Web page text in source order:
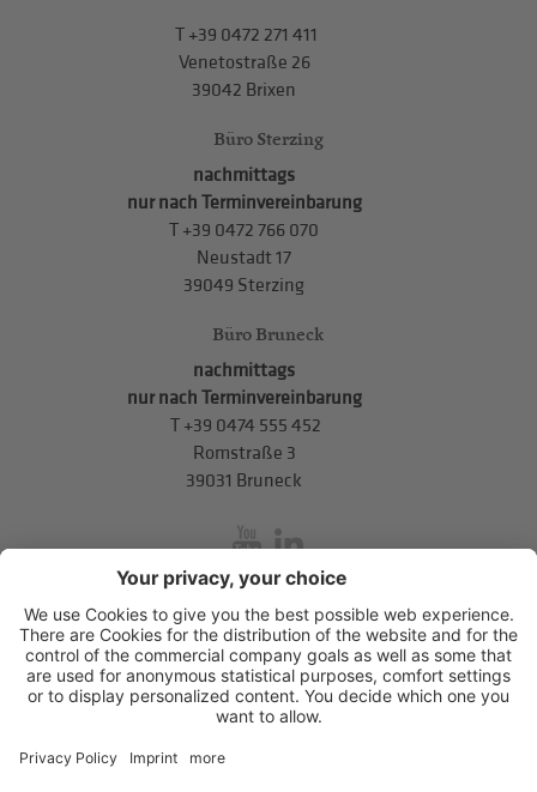
T+39 0472 271 411
Venetostraße 26
39042 Brixen
Büro Sterzing
nachmittags
nur nach Terminvereinbarung
T +39 0472 766 070
Neustadt 17
39049 Sterzing
Büro Bruneck
nachmittags
nur nach Terminvereinbarung
T +39 0474 555 452
Romstraße 3
39031 Bruneck
inService
Mitterweg 5, Bozner Boden,I-39100Bozen.T+39 0471 310
311. info@hds-bz.it
Impressum
Datenschutzerklärung